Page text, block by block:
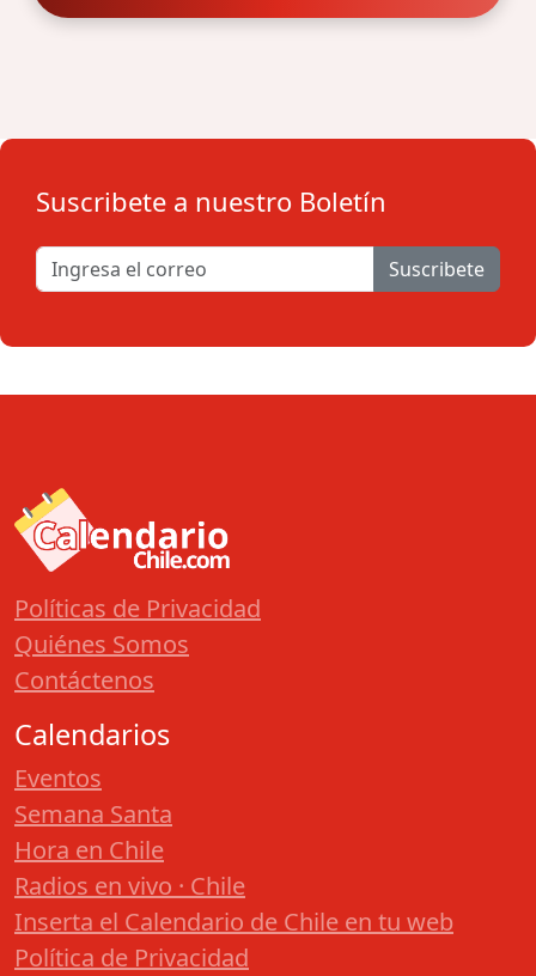
Suscribete a nuestro Boletín
Suscribete
Políticas de Privacidad
Quiénes Somos
Contáctenos
Calendarios
Eventos
Semana Santa
Hora en Chile
Radios en vivo · Chile
Inserta el Calendario de Chile en tu web
Política de Privacidad